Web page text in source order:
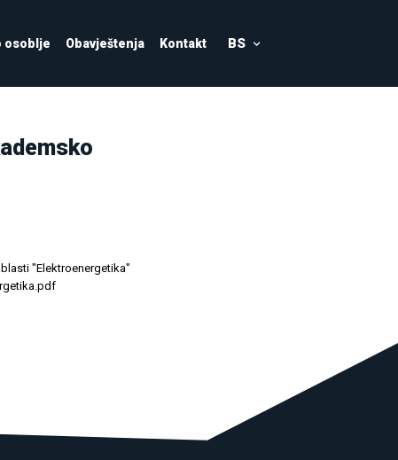
osoblje Obavještenja Kontakt BS
"Elektroenergetika"